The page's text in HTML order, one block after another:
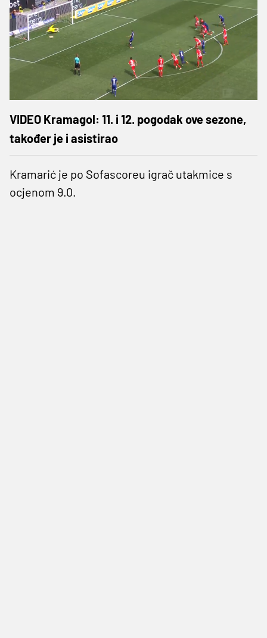
VIDEO Kramagol: 11. i 12. pogodak ove sezone,
također je i asistirao
Kramarić je po Sofascoreu igrač utakmice s
ocjenom 9.0.